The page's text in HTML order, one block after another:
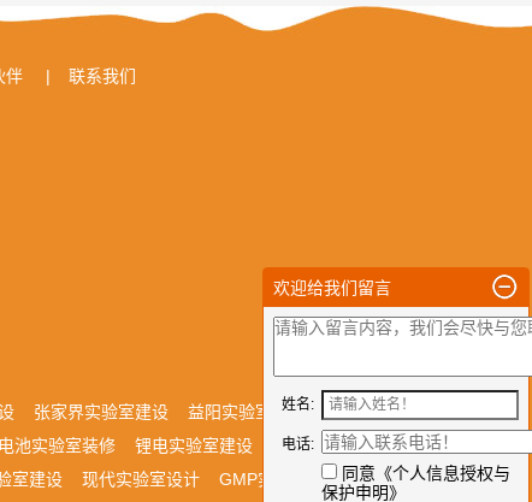
伴 | 联系我们
张家界实验室建设 益阳实验室设计
娄底实验室装
电池实验室装修 锂电实验室建设 药企实验室设计
制药
室建设 现代实验室设计 GMP实验室装修 医药实验室
欢迎给我们留言
姓名:
电话:
同意《个人信息授权与
保护申明》